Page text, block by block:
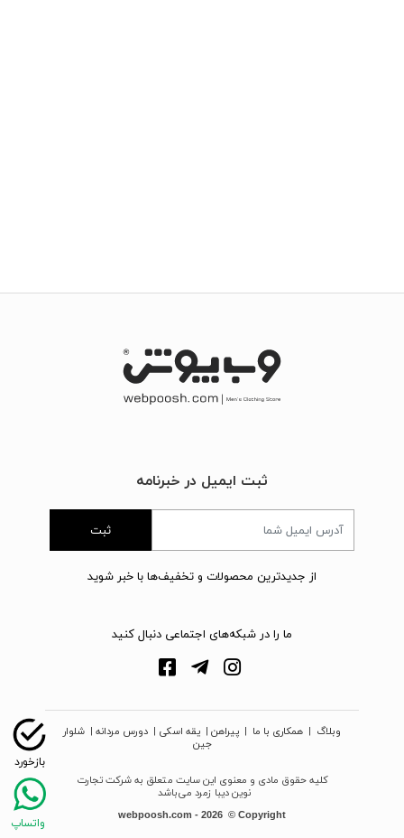
ثبت ایمیل در خبرنامه
ثبت
از جدیدترین محصولات و تخفیف‌ها با خبر شوید
ما را در شبکه‌های اجتماعی دنبال کنید
وبلاگ | همکاری با ما | پیراهن | یقه اسکی | دورس مردانه | شلوار
جین
کلیه حقوق مادی و معنوی این سایت متعلق به شرکت تجارت
نوین دیبا زمرد می‌باشد
webpoosh.com - 2026 © Copyright